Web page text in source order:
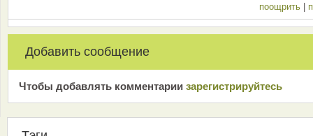
поощрить
Добавить сообщение
Чтобы добавлять комментарии зарeгиcтрирyйтeсь